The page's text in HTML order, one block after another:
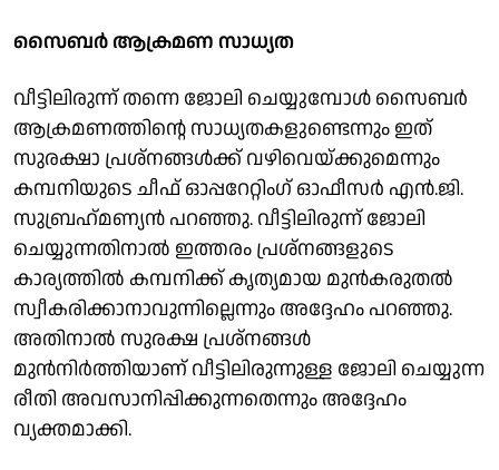
സൈബര്‍ ആക്രമണ സാധ്യത
വീട്ടിലിരുന്ന് തന്നെ ജോലി ചെയ്യുമ്പോള്‍ സൈബര്‍
ആക്രമണത്തിന്റെ സാധ്യതകളുണ്ടെന്നും ഇത്
സുരക്ഷാ പ്രശ്നങ്ങള്‍ക്ക് വഴിവെയ്ക്കുമെന്നും
കമ്പനിയുടെ ചീഫ് ഓപ്പറേറ്റിംഗ് ഓഫീസര്‍ എന്‍.ജി.
സുബ്രഹ്‌മണ്യന്‍ പറഞ്ഞു. വീട്ടിലിരുന്ന് ജോലി
ചെയ്യുന്നതിനാല്‍ ഇത്തരം പ്രശ്‌നങ്ങളുടെ
കാര്യത്തില്‍ കമ്പനിക്ക് കൃത്യമായ മുന്‍കരുതല്‍
സ്വീകരിക്കാനാവുന്നില്ലെന്നും അദ്ദേഹം പറഞ്ഞു.
അതിനാല്‍ സുരക്ഷ പ്രശ്നങ്ങള്‍
മുന്‍നിര്‍ത്തിയാണ് വീട്ടിലിരുന്നുള്ള ജോലി ചെയ്യുന്ന
രീതി അവസാനിപ്പിക്കുന്നതെന്നും അദ്ദേഹം
വ്യക്തമാക്കി.